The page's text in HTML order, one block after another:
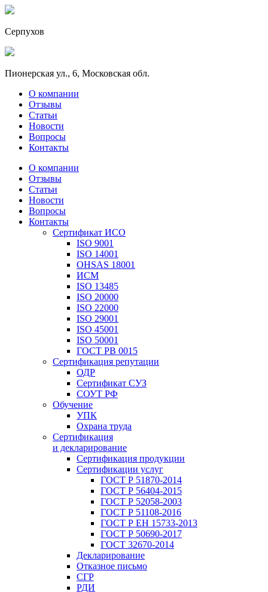
Серпухов
Пионерская ул., 6, Московская обл.
О компании
Отзывы
Статьи
Новости
Вопросы
Контакты
О компании
Отзывы
Статьи
Новости
Вопросы
Контакты
Сертификат ИСО
ISO 9001
ISO 14001
OHSAS 18001
ИСМ
ISO 13485
ISO 20000
ISO 22000
ISO 29001
ISO 45001
ISO 50001
ГОСТ РВ 0015
Сертификация репутации
ОДР
Сертификат СУЗ
СОУТ РФ
Обучение
УПК
Охрана труда
Сертификация
и декларирование
Сертификация продукции
Сертификации услуг
ГОСТ Р 51870-2014
ГОСТ Р 56404-2015
ГОСТ Р 52058-2003
ГОСТ Р 51108-2016
ГОСТ Р ЕН 15733-2013
ГОСТ Р 50690-2017
ГОСТ 32670-2014
Декларирование
Отказное письмо
СГР
РДИ